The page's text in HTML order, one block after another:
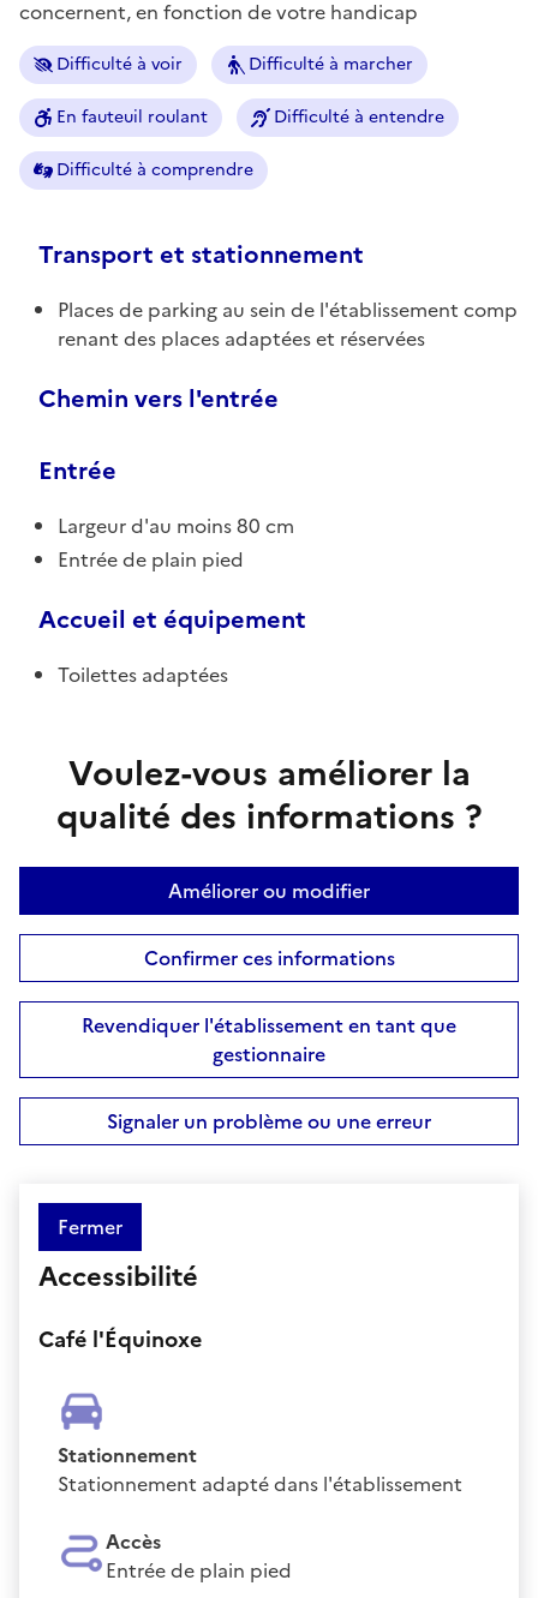
concernent, en fonction de votre handicap
Difficulté à voir Difficulté à marcher
En fauteuil roulant Difficulté à entendre
Difficulté à comprendre
Transport et stationnement
Places de parking au sein de l'établissement comp
renant des places adaptées et réservées
Chemin vers l'entrée
Entrée
Largeur d'au moins 80 cm
Entrée de plain pied
Accueil et équipement
Toilettes adaptées
Voulez-vous améliorer la
qualité des informations ?
Améliorer ou modifier
Confirmer ces informations
Revendiquer l'établissement en tant que
gestionnaire
Signaler un problème ou une erreur
Fermer
Accessibilité
Café l'Équinoxe
Stationnement
Stationnement adapté dans l'établissement
Accès
Entrée de plain pied